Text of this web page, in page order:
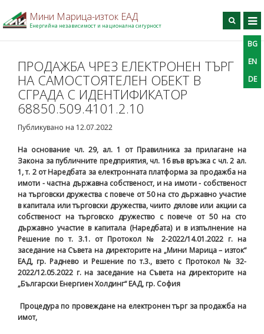
Мини Марица-изток ЕАД
Енергийна независимост и национална сигурност
Търси
BG
EN
DE
ПРОДАЖБА ЧРЕЗ ЕЛЕКТРОНЕН ТЪРГ
НА САМОСТОЯТЕЛЕН ОБЕКТ В
СГРАДА С ИДЕНТИФИКАТОР
68850.509.4101.2.10
Публикувано на 12.07.2022
На основание чл. 29, ал. 1 от Правилника за прилагане на
Закона за публичните предприятия, чл. 16 във връзка с чл. 2 ал.
1, т. 2 от Наредбата за електронната платформа за продажба на
имоти - частна държавна собственост, и на имоти - собственост
на търговски дружества с повече от 50 на сто държавно участие
в капитала или търговски дружества, чиито дялове или акции са
собственост на търговско дружество с повече от 50 на сто
държавно участие в капитала (Наредбата) и в изпълнение на
Решение по т. 3.1. от Протокол № 2-2022/14.01.2022 г. на
заседание на Съвета на директорите на „Мини Марица – изток“
ЕАД, гр. Раднево и Решение по т.3., взето с Протокол № 32-
2022/12.05.2022 г. на заседание на Съвета на директорите на
„Български Енергиен Холдинг“ ЕАД, гр. София
Процедура по провеждане на електронен търг за продажба на
имот,
DE
Начало
За дружеството
Професионално обучение
Информационен център
Проекти
Контакти